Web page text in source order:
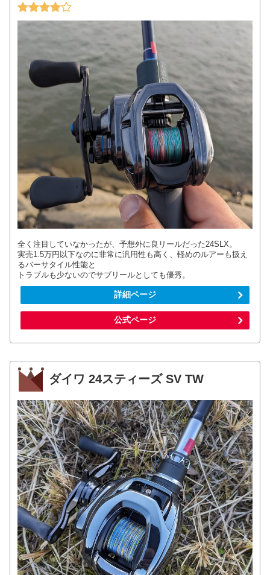
全く注目していなかったが、予想外に良リールだった24SLX。
実売1.5万円以下なのに非常に汎用性も高く、軽めのルアーも扱え
るバーサタイル性能と
トラブルも少ないのでサブリールとしても優秀。
詳細ページ
公式ページ
ダイワ 24スティーズ SV TW